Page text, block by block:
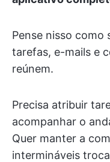
Pense nisso como
tarefas, e-mails e
reúnem.
Precisa atribuir
acompanhar o
Quer manter a
intermináveis